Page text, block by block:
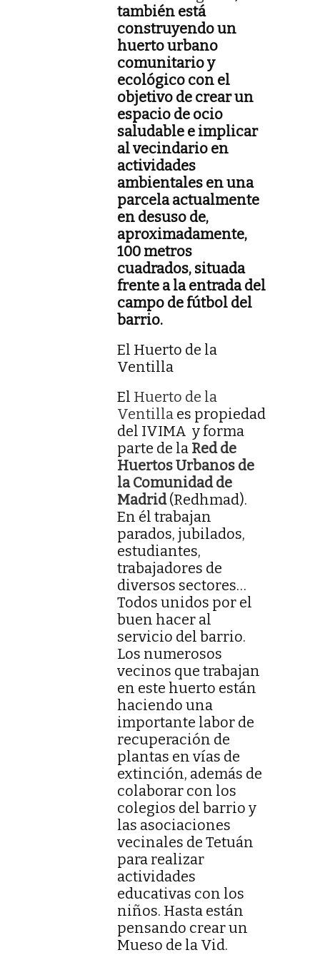
también está
construyendo un
huerto urbano
comunitario y
ecológico con el
objetivo de crear un
espacio de ocio
saludable e implicar
al vecindario en
actividades
ambientales en una
parcela actualmente
en desuso de,
aproximadamente,
100 metros
cuadrados, situada
frente a la entrada del
campo de fútbol del
barrio.
El Huerto de la
Ventilla
El Huerto de la
Ventilla es propiedad
del IVIMA y forma
parte de la Red de
Huertos Urbanos de
la Comunidad de
Madrid(Redhmad).
En él trabajan
parados, jubilados,
estudiantes,
trabajadores de
diversos sectores…
Todos unidos por el
buen hacer al
servicio del barrio.
Los numerosos
vecinos que trabajan
en este huerto están
haciendo una
importante labor de
recuperación de
plantas en vías de
extinción, además de
colaborar con los
colegios del barrio y
las asociaciones
vecinales de Tetuán
para realizar
actividades
educativas con los
niños. Hasta están
pensando crear un
Mueso de la Vid.